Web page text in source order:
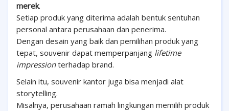
merek.
Setiap produk yang diterima adalah bentuk sentuhan
personal antara perusahaan dan penerima.
Dengan desain yang baik dan pemilihan produk yang
tepat, souvenir dapat memperpanjang lifetime
impressionterhadap brand.
Selain itu, souvenir kantor juga bisa menjadi alat
storytelling.
Misalnya, perusahaan ramah lingkungan memilih produk